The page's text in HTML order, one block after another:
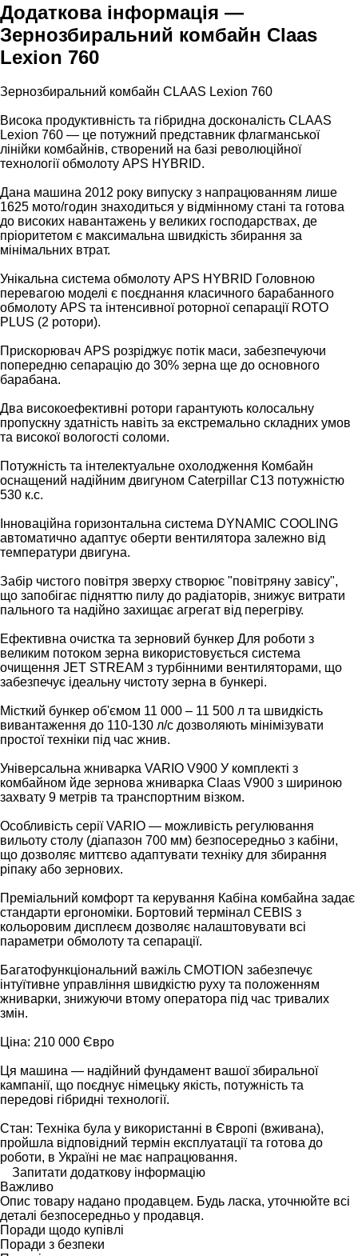
Додаткова інформація —
Зернозбиральний комбайн Claas
Lexion 760
Зернозбиральний комбайн CLAAS Lexion 760
Висока продуктивність та гібридна досконалість CLAAS
Lexion 760 — це потужний представник флагманської
лінійки комбайнів, створений на базі революційної
технології обмолоту APS HYBRID.
Дана машина 2012 року випуску з напрацюванням лише
1625 мото/годин знаходиться у відмінному стані та готова
до високих навантажень у великих господарствах, де
пріоритетом є максимальна швидкість збирання за
мінімальних втрат.
Унікальна система обмолоту APS HYBRID Головною
перевагою моделі є поєднання класичного барабанного
обмолоту APS та інтенсивної роторної сепарації ROTO
PLUS (2 ротори).
Прискорювач APS розріджує потік маси, забезпечуючи
попередню сепарацію до 30% зерна ще до основного
барабана.
Два високоефективні ротори гарантують колосальну
пропускну здатність навіть за екстремально складних умов
та високої вологості соломи.
Потужність та інтелектуальне охолодження Комбайн
оснащений надійним двигуном Caterpillar C13 потужністю
530 к.с.
Інноваційна горизонтальна система DYNAMIC COOLING
автоматично адаптує оберти вентилятора залежно від
температури двигуна.
Забір чистого повітря зверху створює "повітряну завісу",
що запобігає підняттю пилу до радіаторів, знижує витрати
пального та надійно захищає агрегат від перегріву.
Ефективна очистка та зерновий бункер Для роботи з
великим потоком зерна використовується система
очищення JET STREAM з турбінними вентиляторами, що
забезпечує ідеальну чистоту зерна в бункері.
Місткий бункер об'ємом 11 000 – 11 500 л та швидкість
вивантаження до 110-130 л/с дозволяють мінімізувати
простої техніки під час жнив.
Універсальна жниварка VARIO V900 У комплекті з
комбайном йде зернова жниварка Claas V900 з шириною
захвату 9 метрів та транспортним візком.
Особливість серії VARIO — можливість регулювання
вильоту столу (діапазон 700 мм) безпосередньо з кабіни,
що дозволяє миттєво адаптувати техніку для збирання
ріпаку або зернових.
Преміальний комфорт та керування Кабіна комбайна задає
стандарти ергономіки. Бортовий термінал CEBIS з
кольоровим дисплеєм дозволяє налаштовувати всі
параметри обмолоту та сепарації.
Багатофункціональний важіль CMOTION забезпечує
інтуїтивне управління швидкістю руху та положенням
жниварки, знижуючи втому оператора під час тривалих
змін.
Ціна: 210 000 Євро
Ця машина — надійний фундамент вашої збиральної
кампанії, що поєднує німецьку якість, потужність та
передові гібридні технології.
Стан: Техніка була у використанні в Європі (вживана),
пройшла відповідний термін експлуатації та готова до
роботи, в Україні не має напрацювання.
Запитати додаткову інформацію
Важливо
Опис товару надано продавцем. Будь ласка, уточнюйте всі
деталі безпосередньо у продавця.
Поради щодо купівлі
Поради з безпеки